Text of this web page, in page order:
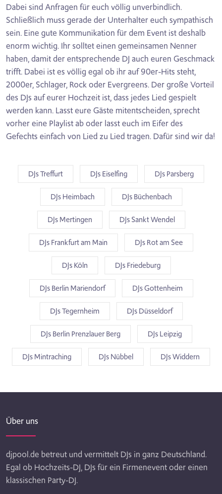
Dabei sind Anfragen für euch völlig unverbindlich.
Schließlich muss gerade der Unterhalter euch sympathisch
sein. Eine gute Kommunikation für dem Event ist deshalb
enorm wichtig. Ihr solltet einen gemeinsamen Nenner
haben, damit der entsprechende DJ auch euren Geschmack
trifft. Dabei ist es völlig egal ob ihr auf 90er-Hits steht,
2000er, Schlager, Rock oder Evergreens. Der große Vorteil
des DJs auf eurer Hochzeit ist, dass jedes Lied gespielt
werden kann. Lasst eure Gäste mitentscheiden, sprecht
vorher eine Playlist ab oder lasst euch im Eifer des
Gefechts einfach von Lied zu Lied tragen. Dafür sind wir da!
DJs Treffurt DJs Eiselfing DJs Parsberg
DJs Heimbach DJs Büchenbach
DJs Mertingen DJs Sankt Wendel
DJs Frankfurt am Main DJs Rot am See
DJs Köln DJs Friedeburg
DJs Berlin Mariendorf DJs Gottenheim
DJs Tegernheim DJs Düsseldorf
DJs Berlin Prenzlauer Berg DJs Leipzig
DJs Mintraching DJs Nübbel DJs Widdern
Über uns
djpool.de betreut und vermittelt DJs in ganz Deutschland.
Egal ob Hochzeits-DJ, DJs für ein Firmenevent oder einen
klassischen Party-DJ.